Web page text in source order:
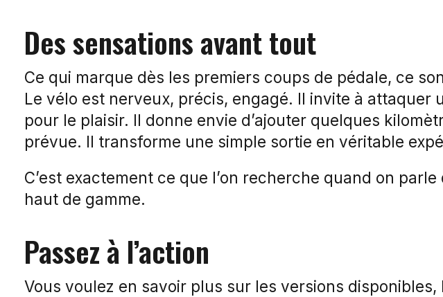
Des sensations avant tout
Ce qui marque dès les premiers coups de pédale, ce
Le vélo est nerveux, précis, engagé. Il invite à attaquer
pour le plaisir. Il donne envie d’ajouter quelques
prévue. Il transforme une simple sortie en véritable
C’est exactement ce que l’on recherche quand on parle
haut de gamme.
Passez à l’action
Vous voulez en savoir plus sur les versions disponibles,